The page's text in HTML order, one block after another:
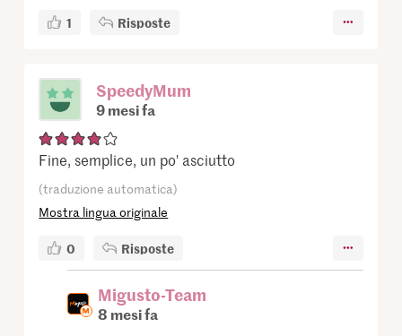
1 Risposte
SpeedyMum
9 mesi fa
Fine, semplice, un po' asciutto
(traduzione automatica)
Mostra lingua originale
0 Risposte
Migusto-Team
8 mesi fa